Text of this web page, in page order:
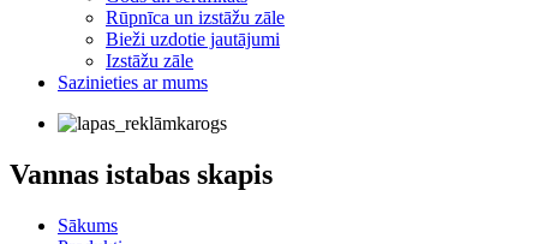
Rūpnīca un izstāžu zāle
Bieži uzdotie jautājumi
Izstāžu zāle
Sazinieties ar mums
Vannas istabas skapis
Sākums